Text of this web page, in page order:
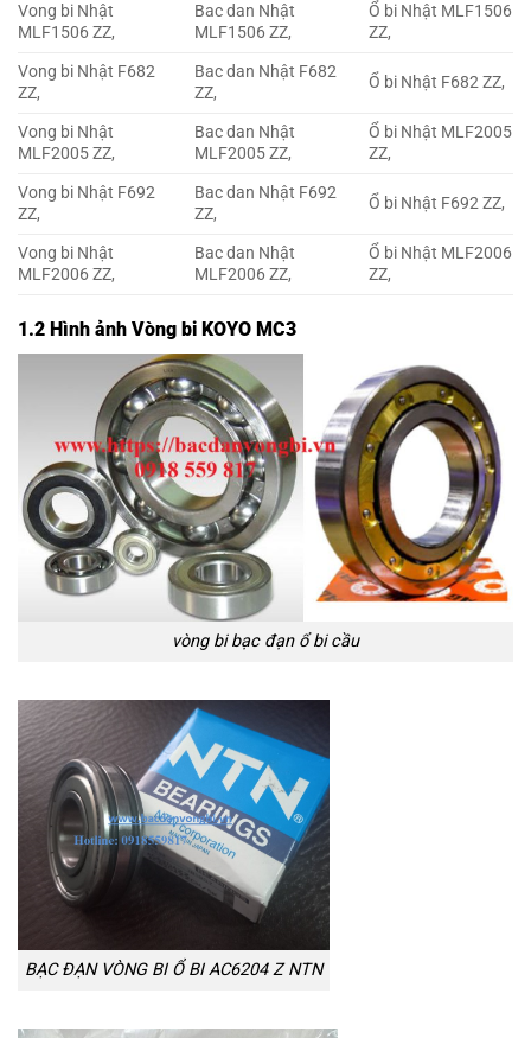
Vong bi Nhật
MLF1506 ZZ,
Bac dan Nhật
MLF1506 ZZ,
Ổ bi Nhật MLF1506
ZZ,
Vong bi Nhật F682
ZZ,
Bac dan Nhật F682
ZZ,
Ổ bi Nhật F682 ZZ,
Vong bi Nhật
MLF2005 ZZ,
Bac dan Nhật
MLF2005 ZZ,
Ổ bi Nhật MLF2005
ZZ,
Vong bi Nhật F692
ZZ,
Bac dan Nhật F692
ZZ,
Ổ bi Nhật F692 ZZ,
Vong bi Nhật
MLF2006 ZZ,
Bac dan Nhật
MLF2006 ZZ,
Ổ bi Nhật MLF2006
ZZ,
1.2 Hình ảnh Vòng bi KOYO MC3
vòng bi bạc đạn ổ bi cầu
BẠC ĐẠN VÒNG BI Ổ BI AC6204 Z NTN